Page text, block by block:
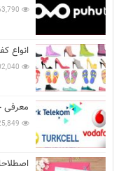
انواع
معرفی